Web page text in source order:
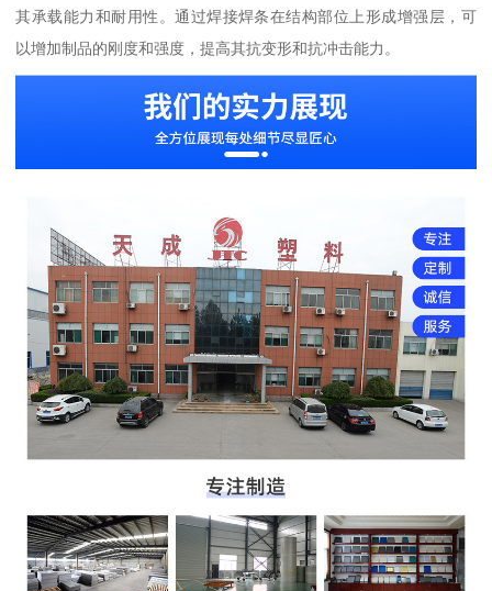
其承载能力和耐用性。通过焊接焊条在结构部位上形成增强层，可
以增加制品的刚度和强度，提高其抗变形和抗冲击能力。